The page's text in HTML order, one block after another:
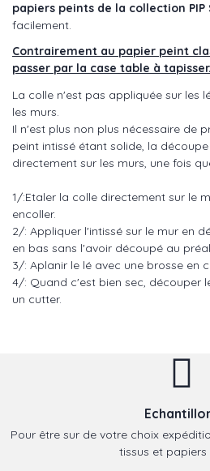
papiers peints de la collection PIP
facilement.
Contrairement au papier peint
passer par la case table à tapisser.
La colle n'est pas appliquée sur les
les murs.
Il n'est plus non plus nécessaire de
peint intissé étant solide, la
directement sur les murs, une fois
1/:Etaler la colle directement sur le
encoller.
2/: Appliquer l'intissé sur le mur en
en bas sans l'avoir découpé au
3/: Aplanir le lé avec une brosse en
4/: Quand c'est bien sec, découper
un cutter.
Pour être sur de votre choix
tissus et papiers